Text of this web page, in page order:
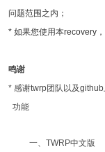
问题范围之内；
* 如果您使用本recovery
鸣谢
* 感谢twrp团队以及github
功能
一、TWRP中文版